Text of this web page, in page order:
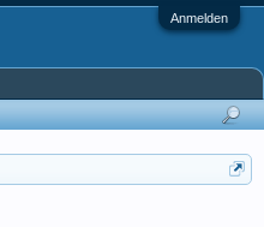
Anmelden